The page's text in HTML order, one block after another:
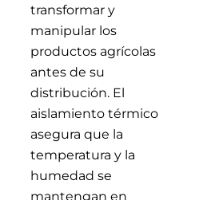
transformar y
manipular los
productos agrícolas
antes de su
distribución. El
aislamiento térmico
asegura que la
temperatura y la
humedad se
mantengan en